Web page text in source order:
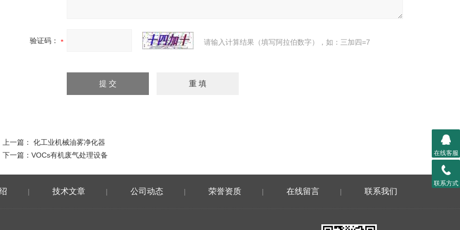
验证码： 请输入计算结果（填写阿拉伯数字），如：三加四=7
上一篇： 化工业机械油雾净化器
下一篇： VOCs有机废气处理设备
| 技术文章 | 公司动态 | 荣誉资质 | 在线留言 | 联系我们
在线客服
联系方式